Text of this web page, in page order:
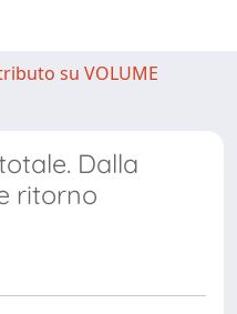
su VOLUME
Dalla
ritorno